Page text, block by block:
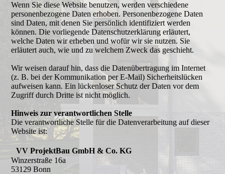
Wenn Sie diese Website benutzen, werden verschiedene
personenbezogene Daten erhoben. Personenbezogene Daten
sind Daten, mit denen Sie persönlich identifiziert werden
können. Die vorliegende Datenschutzerklärung erläutert,
welche Daten wir erheben und wofür wir sie nutzen. Sie
erläutert auch, wie und zu welchem Zweck das geschieht.
Wir weisen darauf hin, dass die Datenübertragung im Internet
(z. B. bei der Kommunikation per E-Mail) Sicherheitslücken
aufweisen kann. Ein lückenloser Schutz der Daten vor dem
Zugriff durch Dritte ist nicht möglich.
Hinweis zur verantwortlichen Stelle
Die verantwortliche Stelle für die Datenverarbeitung auf dieser
Website ist:
VV ProjektBau GmbH & Co. KG
Winzerstraße 16a
53129 Bonn